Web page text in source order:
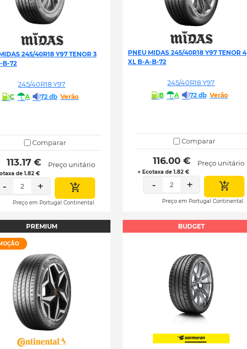
245/40R18 Y97 TENOR 3
B-72
245/40R18 Y97
C A 72 db Verão
Comparar
113.17 €
de 1.82 €
Preço unitário
- 2 +
Preço em Portugal Continental.
PNEU MIDAS 245/40R18 Y97 TENOR 4
XL B-A-B-72
245/40R18 Y97
B A 72 db Verão
Comparar
116.00 €
+ Ecotaxa de 1.82 €
Preço unitário
- 2 +
Preço em Portugal Continental.
PREMIUM BUDGET